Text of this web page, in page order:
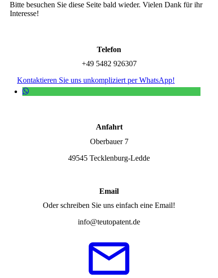
Bitte besuchen Sie diese Seite bald wieder. Vielen Dank für ihr
Interesse!
Telefon
+49 5482 926307
Kontaktieren Sie uns unkompliziert per WhatsApp!
Anfahrt
Oberbauer 7
49545 Tecklenburg-Ledde
Email
Oder schreiben Sie uns einfach eine Email!
info@teutopatent.de